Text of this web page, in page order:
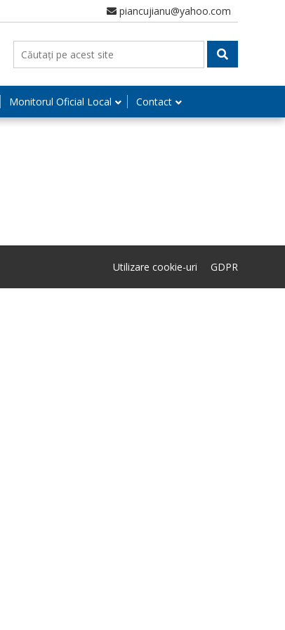
piancujianu@yahoo.com
Monitorul Oficial Local Contact
Utilizare cookie-uri GDPR